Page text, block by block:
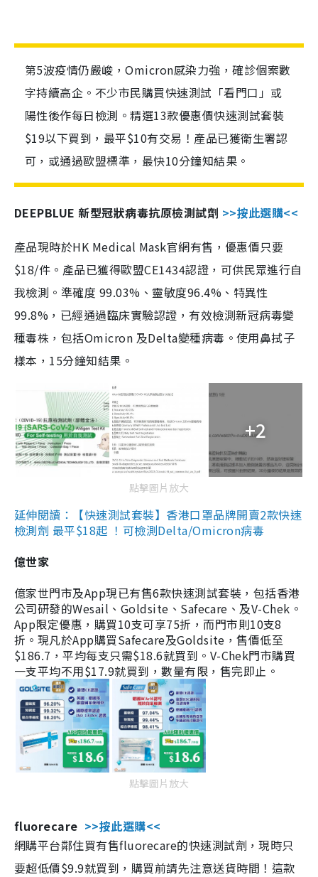
第5波疫情仍嚴峻，Omicron感染力強，確診個案數
字持續高企。不少市民購買快速測試「看門口」或
陽性後作每日檢測。精選13款優惠價快速測試套裝
$19以下買到，最平$10有交易！產品已獲衛生署認
可，或通過歐盟標準，最快10分鐘知結果。
DEEPBLUE 新型冠狀病毒抗原檢測試劑 >>按此選購<<
產品現時於HK Medical Mask官網有售，優惠價只要
$18/件。產品已獲得歐盟CE1434認證，可供民眾進行自
我檢測。準確度 99.03%、靈敏度96.4%、特異性
99.8%，已經通過臨床實驗認證，有效檢測新冠病毒變
種毒株，包括Omicron 及Delta變種病毒。使用鼻拭子
樣本，15分鐘知結果。
+2
點擊圖片放大
延伸閱讀：【快速測試套裝】香港口罩品牌開賣2款快速
檢測劑 最平$18起 ！可檢測Delta/Omicron病毒
億世家
億家世門市及App現已有售6款快速測試套裝，包括香港
公司研發的Wesail、Goldsite、Safecare、及V-Chek。
App限定優惠，購買10支可享75折，而門市則10支8
折。現凡於App購買Safecare及Goldsite，售價低至
$186.7，平均每支只需$18.6就買到。V-Chek門市購買
一支平均不用$17.9就買到，數量有限，售完即止。
點擊圖片放大
fluorecare >>按此選購<<
網購平台鄰住買有售fluorecare的快速測試劑，現時只
要超低價$9.9就買到，購買前請先注意送貨時間！這款